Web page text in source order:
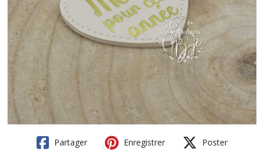
Partager Enregistrer Poster